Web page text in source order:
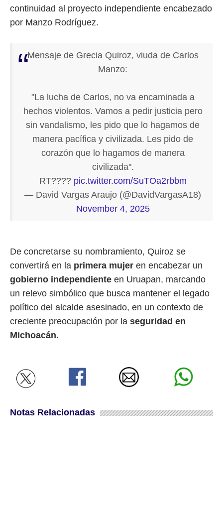
continuidad al proyecto independiente encabezado
por Manzo Rodríguez.
Mensaje de Grecia Quiroz, viuda de Carlos
Manzo:
"La lucha de Carlos, no va encaminada a
hechos violentos. Vamos a pedir justicia pero
sin vandalismo, les pido que lo hagamos de
manera pacífica y civilizada. Les pido de
corazón que lo hagamos de manera
civilizada".
RT???? pic.twitter.com/SuTOa2rbbm
— David Vargas Araujo (@DavidVargasA18)
November 4, 2025
De concretarse su nombramiento, Quiroz se
convertirá en la primera mujer en encabezar un
gobierno independiente en Uruapan, marcando
un relevo simbólico que busca mantener el legado
político del alcalde asesinado, en un contexto de
creciente preocupación por la seguridad en
Michoacán.
Notas Relacionadas